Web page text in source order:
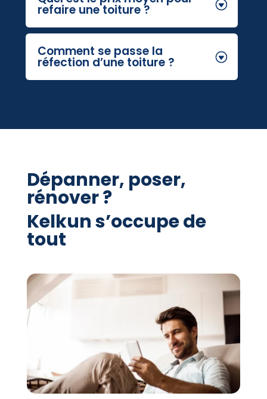
refaire une toiture ?
Comment se passe la
réfection d’une toiture ?
Dépanner, poser,
rénover ?
Kelkun s’occupe de
tout